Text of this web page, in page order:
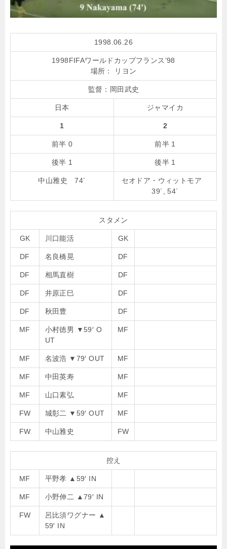
1998.06.26
1998FIFAワールドカップフランス’98
場所： リヨン
監督： 岡田武史
日本 ジャマイカ
1 2
前半 0 前半 1
後半 1 後半 1
中山雅史 74´
セオドア・ウィットモア
39´, 54´
スタメン
GK 川口能活 GK
DF 名良橋晃 DF
DF 相馬直樹 DF
DF 井原正巳 DF
DF 秋田豊 DF
MF 小村徳男 ▼59′ O
UT
MF
MF 名波浩 ▼ 79′ OUT MF
MF 中田英寿 MF
MF 山口素弘 MF
FW 城彰二 ▼ 59′ OUT MF
FW 中山雅史 FW
控え
MF 平野孝 ▲ 59′ IN
MF 小野伸二 ▲79′ IN
FW 呂比須ワグナー ▲
59′ IN